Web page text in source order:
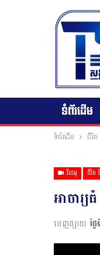
ទំព័រដើម
ទំព័រដើម ជីវិ
វីដេអូ ជីវិត
អាចារ្
ចេញផ្សាយ ថ្